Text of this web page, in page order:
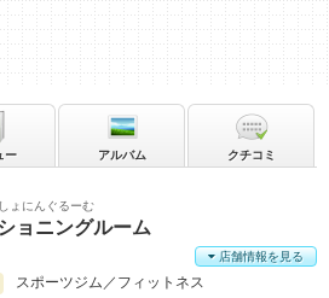
ょにんぐるーむ
ョニングルーム
スポーツジム／フィットネス
店舗情報を見る
ー アルバム クチコミ